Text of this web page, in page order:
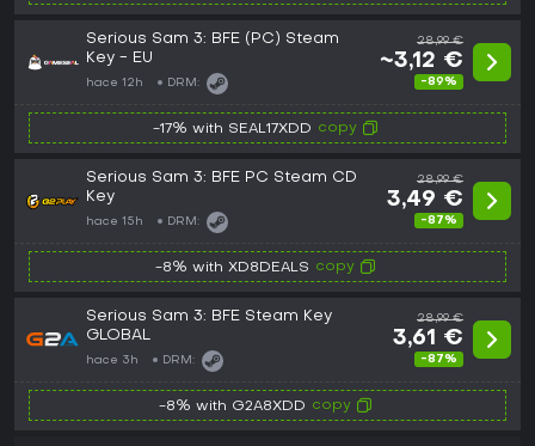
Serious Sam 3: BFE (PC) Steam
Key - EU
hace 12h DRM:
28,99 €
~3,12 €
-89%
-17% with SEAL17XDD copy
Serious Sam 3: BFE PC Steam CD
Key
hace 15h DRM:
28,99 €
3,49 €
-87%
-8% with XD8DEALS copy
Serious Sam 3: BFE Steam Key
GLOBAL
hace 3h DRM:
28,99 €
3,61 €
-87%
-8% with G2A8XDD copy